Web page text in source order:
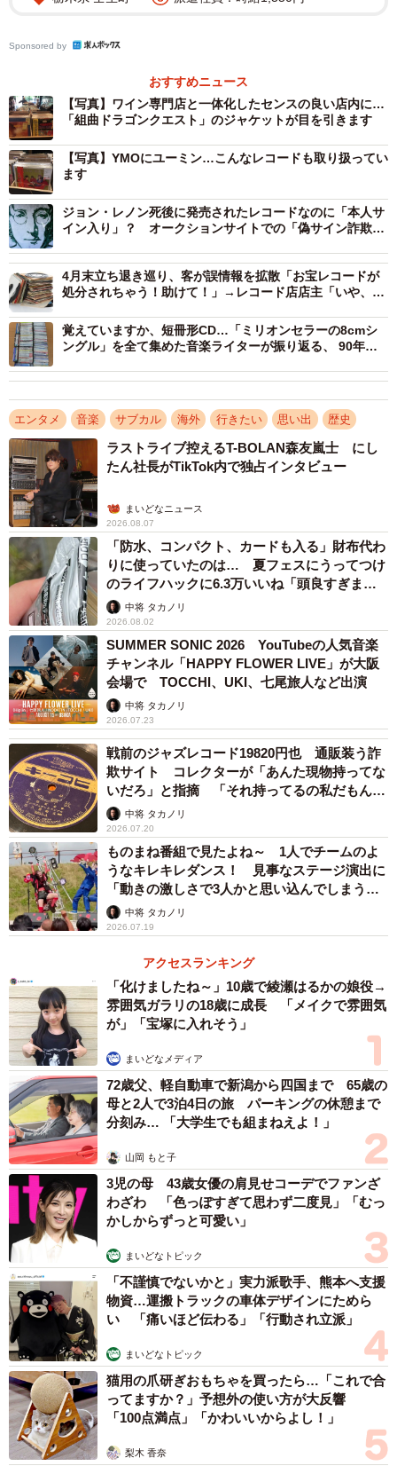
3/5
YMO関連コーナーも
こぢんまりと洗練され、心地よい雰囲気の店内には、確か
ったジャズからフォーク、YMO関連、懐かしいゲームやド
ラマのサントラ、そして津軽三味線などの「JAPANESE
TRADITIONAL & OBSCURE SOUNDS」のコーナーまで設
けられており、思っていた以上に日本に特化した品揃え
だ。しかも店内で流れているのはPenguin Cafe Orchestra。
セ、センスがよすぎる。
4/5
山下達郎、竹内まりや…おなじみのレコードがずらり
はてさてシティ・ポップは…と店内を回ってみると、ずば
り「CITY-POP/SOUL/FUNK/DISCO（JAPAN）」の箱を発
見。そこには山下達郎「MELODIES」（1983年）、竹内ま
りや「PORTRAIT」（1981年）などをはじめ、矢野顕子、
濱田金吾、桃井かおり、松原みきといった名前が。値段は
もちろんレコードによってまちまちだが、1£＝160円とす
ると、例えば「MELODIES」は約5440円（34£）、
「PORTRAIT」は約4000円（25£）、濱田金吾の「ハート
カクテル」は少し高くて7360円ほど（46£）だった。※い
ずれも2022年7月現在。
5/5
Sponsored by
おすすめニュース
【写真】ワイン専門店と一体化したセンスの良い店内に…
「組曲ドラゴンクエスト」のジャケットが目を引きます
【写真】YMOにユーミン…こんなレコードも取り扱ってい
ます
ジョン・レノン死後に発売されたレコードなのに「本人サ
イン入り」？ オークションサイトでの「偽サイン詐欺」
4月末立ち退き巡り、客が誤情報を拡散「お宝レコードが
処分されちゃう！助けて！」→レコード店店主「いや、違
覚えていますか、短冊形CD…「ミリオンセラーの8cmシ
ングル」を全て集めた音楽ライターが振り返る、 90年代
エンタメ 音楽 サブカル 海外 行きたい 思い出 歴史
ラストライブ控えるT-BOLAN森友嵐士 にし
たん社長がTikTok内で独占インタビュー
まいどなニュース
2026.08.07
「防水、コンパクト、カードも入る」財布代わ
りに使っていたのは… 夏フェスにうってつけ
のライフハックに6.3万いいね「頭良すぎま
す」中将 タカノリ
2026.08.02
SUMMER SONIC 2026 YouTubeの人気音楽
チャンネル「HAPPY FLOWER LIVE」が大阪
会場で TOCCHI、UKI、七尾旅人など出演
中将 タカノリ
2026.07.23
戦前のジャズレコード19820円也 通販装う詐
欺サイト コレクターが「あんた現物持ってな
いだろ」と指摘 「それ持ってるの私だもん」
と論破中将 タカノリ
2026.07.20
ものまね番組で見たよね～ 1人でチームのよ
うなキレキレダンス！ 見事なステージ演出に
「動きの激しさで3人かと思い込んでしまう…
すごいな」
中将 タカノリ
2026.07.19
アクセスランキング
「化けましたね～」10歳で綾瀬はるかの娘役→
雰囲気ガラリの18歳に成長 「メイクで雰囲気
が」「宝塚に入れそう」
まいどなメディア
72歳父、軽自動車で新潟から四国まで 65歳の
母と2人で3泊4日の旅 パーキングの休憩まで
分刻み… 「大学生でも組まねえよ！」
山岡 もと子
3児の母 43歳女優の肩見せコーデでファンざ
わざわ 「色っぽすぎて思わず二度見」「むっ
かしからずっと可愛い」
まいどなトピック
「不謹慎でないかと」実力派歌手、熊本へ支援
物資…運搬トラックの車体デザインにためら
い 「痛いほど伝わる」「行動され立派」
まいどなトピック
猫用の爪研ぎおもちゃを買ったら…「これで合
ってますか？」予想外の使い方が大反響
「100点満点」「かわいいからよし！」
梨木 香奈